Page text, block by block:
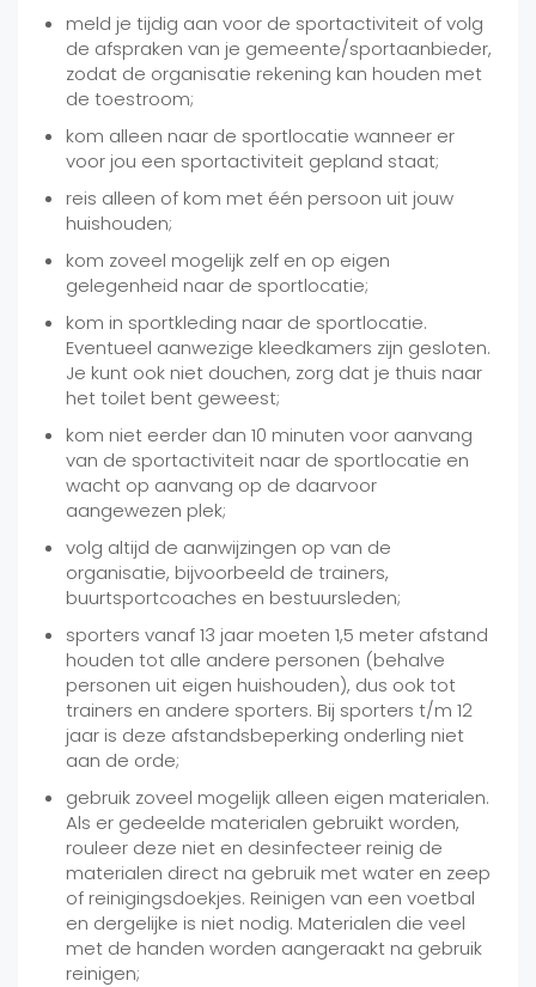
meld je tijdig aan voor de sportactiviteit of volg
de afspraken van je gemeente/sportaanbieder,
zodat de organisatie rekening kan houden met
de toestroom;
kom alleen naar de sportlocatie wanneer er
voor jou een sportactiviteit gepland staat;
reis alleen of kom met één persoon uit jouw
huishouden;
kom zoveel mogelijk zelf en op eigen
gelegenheid naar de sportlocatie;
kom in sportkleding naar de sportlocatie.
Eventueel aanwezige kleedkamers zijn gesloten.
Je kunt ook niet douchen, zorg dat je thuis naar
het toilet bent geweest;
kom niet eerder dan 10 minuten voor aanvang
van de sportactiviteit naar de sportlocatie en
wacht op aanvang op de daarvoor
aangewezen plek;
volg altijd de aanwijzingen op van de
organisatie, bijvoorbeeld de trainers,
buurtsportcoaches en bestuursleden;
sporters vanaf 13 jaar moeten 1,5 meter afstand
houden tot alle andere personen (behalve
personen uit eigen huishouden), dus ook tot
trainers en andere sporters. Bij sporters t/m 12
jaar is deze afstandsbeperking onderling niet
aan de orde;
gebruik zoveel mogelijk alleen eigen materialen.
Als er gedeelde materialen gebruikt worden,
rouleer deze niet en desinfecteer reinig de
materialen direct na gebruik met water en zeep
of reinigingsdoekjes. Reinigen van een voetbal
en dergelijke is niet nodig. Materialen die veel
met de handen worden aangeraakt na gebruik
reinigen;